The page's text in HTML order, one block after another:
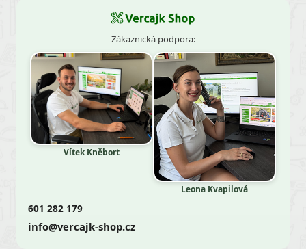
Zákaznická podpora:
Vítek Kněbort
Leona Kvapilová
601 282 179
info@vercajk-shop.cz